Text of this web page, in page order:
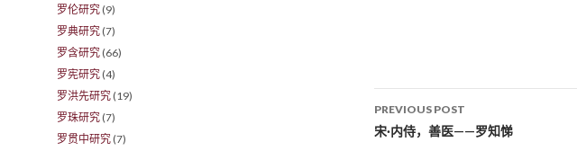
Post navigation
PREVIOUS POST
宋·内侍，善医——罗知悌
罗伦研究 (9)
罗典研究 (7)
罗含研究 (66)
罗宪研究 (4)
罗洪先研究 (19)
罗珠研究 (7)
罗贯中研究 (7)